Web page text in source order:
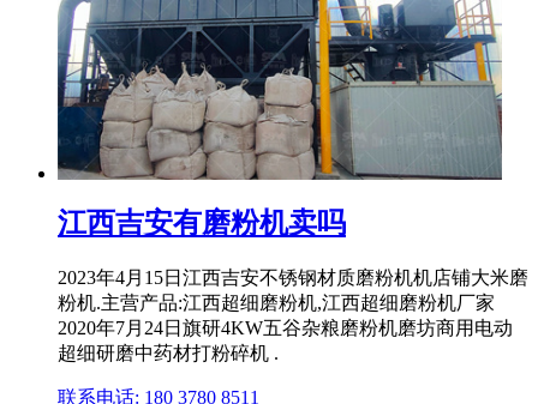
江西吉安有磨粉机卖吗
2023年4月15日江西吉安不锈钢材质磨粉机机店铺大米磨
粉机.主营产品:江西超细磨粉机,江西超细磨粉机厂家
2020年7月24日旗研4KW五谷杂粮磨粉机磨坊商用电动
超细研磨中药材打粉碎机 .
联系电话: 180 3780 8511